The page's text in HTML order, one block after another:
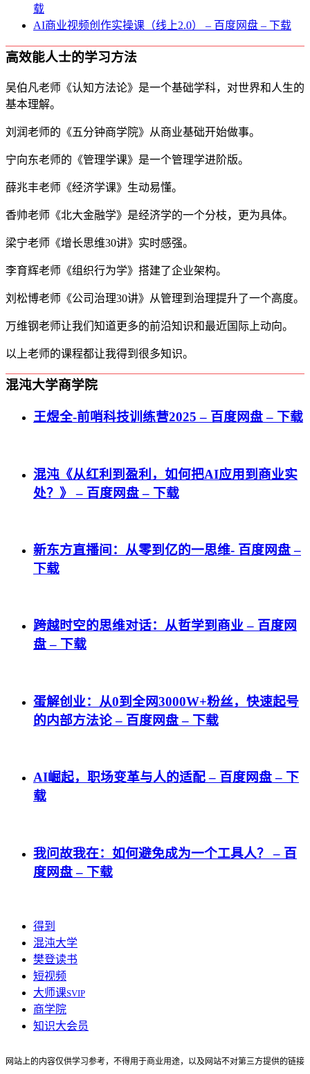
载
AI商业视频创作实操课（线上2.0） – 百度网盘 – 下载
高效能人士的学习方法
吴伯凡老师《认知方法论》是一个基础学科，对世界和人生的
基本理解。
刘润老师的《五分钟商学院》从商业基础开始做事。
宁向东老师的《管理学课》是一个管理学进阶版。
薛兆丰老师《经济学课》生动易懂。
香帅老师《北大金融学》是经济学的一个分枝，更为具体。
梁宁老师《增长思维30讲》实时感强。
李育辉老师《组织行为学》搭建了企业架构。
刘松博老师《公司治理30讲》从管理到治理提升了一个高度。
万维钢老师让我们知道更多的前沿知识和最近国际上动向。
以上老师的课程都让我得到很多知识。
混沌大学商学院
王煜全-前哨科技训练营2025 – 百度网盘 – 下载
混沌《从红利到盈利，如何把AI应用到商业实
处？》 – 百度网盘 – 下载
新东方直播间：从零到亿的一思维- 百度网盘 –
下载
跨越时空的思维对话：从哲学到商业 – 百度网
盘 – 下载
蛋解创业：从0到全网3000W+粉丝，快速起号
的内部方法论 – 百度网盘 – 下载
AI崛起，职场变革与人的适配 – 百度网盘 – 下
载
我问故我在：如何避免成为一个工具人？ – 百
度网盘 – 下载
得到
混沌大学
樊登读书
短视频
大师课SVIP
商学院
知识大会员
网站上的内容仅供学习参考，不得用于商业用途，以及网站不对第三方提供的链接